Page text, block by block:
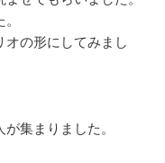
オの形にしてみまし
集まりました。